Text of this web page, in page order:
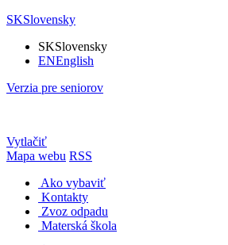
SKSlovensky
SKSlovensky
ENEnglish
Verzia pre seniorov
Vytlačiť
Mapa webu RSS
Ako vybaviť
Kontakty
Zvoz odpadu
Materská škola